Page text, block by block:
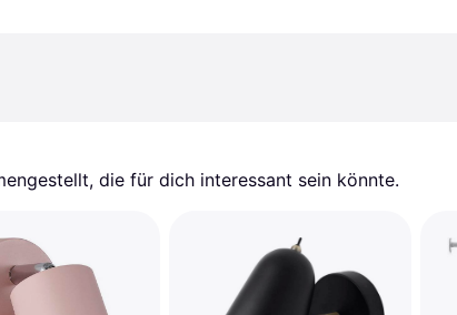
die für dich interessant sein könnte.